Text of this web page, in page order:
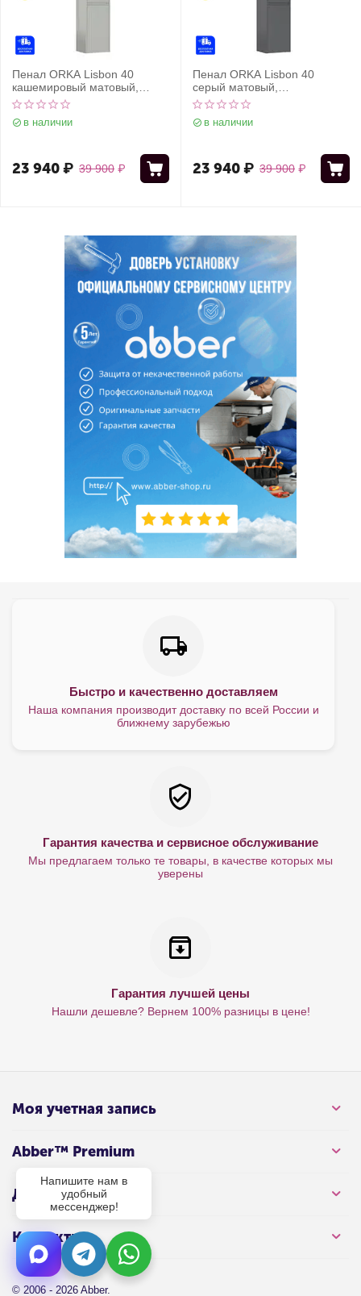
Пенал ORKA Lisbon 40
кашемировый матовый,
универсальный
в наличии
39 900 ₽
23 940₽
Пенал ORKA Lisbon 40
серый матовый,
универсальный
в наличии
39 900 ₽
23 940₽
Быстро и качественно доставляем
Наша компания производит доставку по всей России и
ближнему зарубежью
Гарантия качества и сервисное обслуживание
Мы предлагаем только те товары, в качестве которых мы
уверены
Гарантия лучшей цены
Нашли дешевле? Вернем 100% разницы в цене!
Моя учетная запись
Abber™ Premium
Для клиента
Контакты
© 2006 - 2026 Abber.
Напишите нам в
удобный
мессенджер!